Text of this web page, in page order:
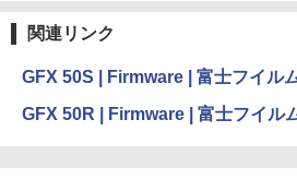
関連リンク
GFX 50S | Firmware | 富士フイル
GFX 50R | Firmware | 富士フイル